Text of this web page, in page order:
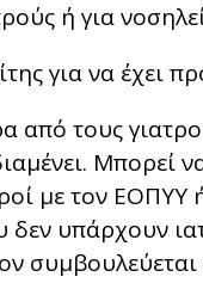
ή για
για να έχει
από τους
Μπορεί
με τον ΕΟΠΥΥ ή
υπάρχουν